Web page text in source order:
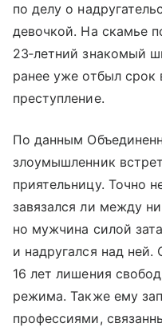
по делу о
девочкой. На скамье
23‑летний знакомый
ранее уже отбыл срок
преступление.
По данным
злоумышленник
приятельницу. Точно
завязался ли между
но мужчина силой
и надругался над ней.
16 лет лишения
режима. Также ему
профессиями,